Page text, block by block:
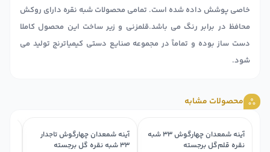
خاصی پوشش داده شده است. تمامی محصولات شبه نقره دارای روکش
محافظ در برابر رنگ می باشد.قلمزنی و زیر ساخت این محصول کاملا
دست ساز بوده و تماماً در مجموعه صنایع دستی کیمیاترنج تولید می
شود.
محصولات مشابه
آینه شمعدان چهارگوش ۳۳ شبه
نقره قلم‌گل برجسته
آینه شمعدان چهارگوش تاجدار
۳۳ شبه نقره گل برجسته